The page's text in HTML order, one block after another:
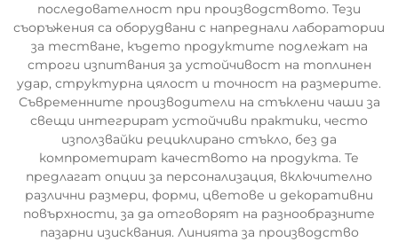
последователност при производството. Тези
съоръжения са оборудвани с напреднали лаборатории
за тестване, където продуктите подлежат на
строги изпитвания за устойчивост на топлинен
удар, структурна цялост и точност на размерите.
Съвременните производители на стъклени чаши за
свещи интегрират устойчиви практики, често
използвайки рециклирано стъкло, без да
компрометират качеството на продукта. Те
предлагат опции за персонализация, включително
различни размери, форми, цветове и декоративни
повърхности, за да отговорят на разнообразните
пазарни изисквания. Линията за производство